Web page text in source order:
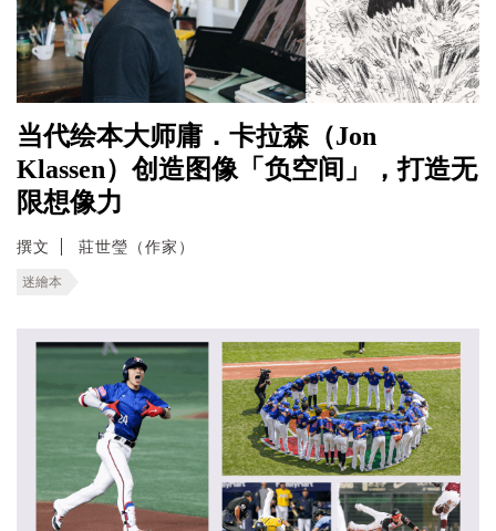
当代绘本大师庸．卡拉森（Jon
Klassen）创造图像「负空间」，打造无
限想像力
撰文 莊世瑩（作家）
迷繪本